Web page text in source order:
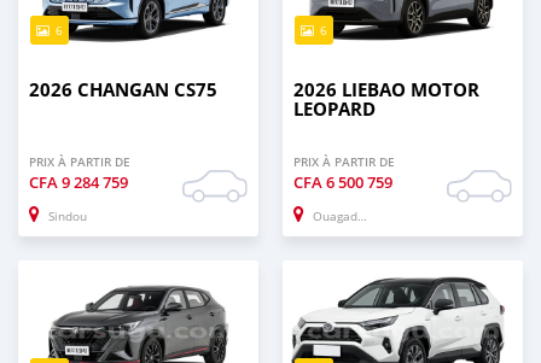
6
2026 CHANGAN CS75
PRIX À PARTIR DE
CFA9 284 759
Sindou
6
2026 LIEBAO MOTOR
LEOPARD
PRIX À PARTIR DE
CFA6 500 759
Ouagadougou